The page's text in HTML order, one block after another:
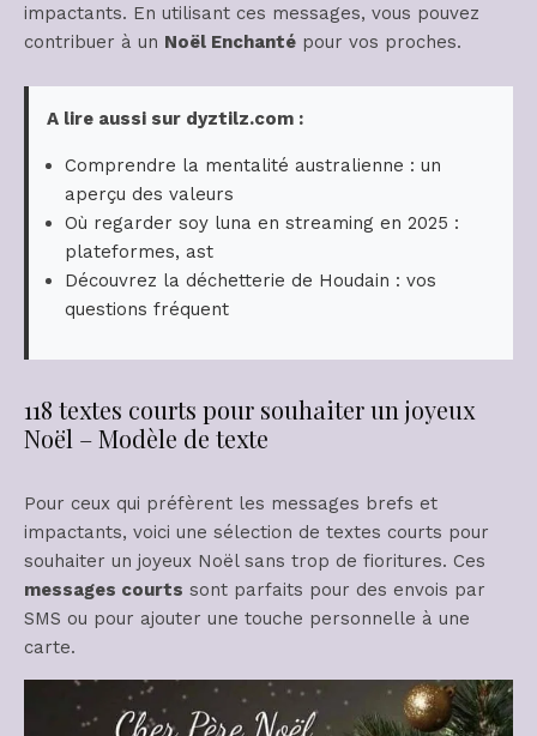
impactants. En utilisant ces messages, vous pouvez
contribuer à un Noël Enchanté pour vos proches.
A lire aussi sur dyztilz.com :
Comprendre la mentalité australienne : un
aperçu des valeurs
Où regarder soy luna en streaming en 2025 :
plateformes, ast
Découvrez la déchetterie de Houdain : vos
questions fréquent
118 textes courts pour souhaiter un joyeux
Noël – Modèle de texte
Pour ceux qui préfèrent les messages brefs et
impactants, voici une sélection de textes courts pour
souhaiter un joyeux Noël sans trop de fioritures. Ces
messages courts sont parfaits pour des envois par
SMS ou pour ajouter une touche personnelle à une
carte.